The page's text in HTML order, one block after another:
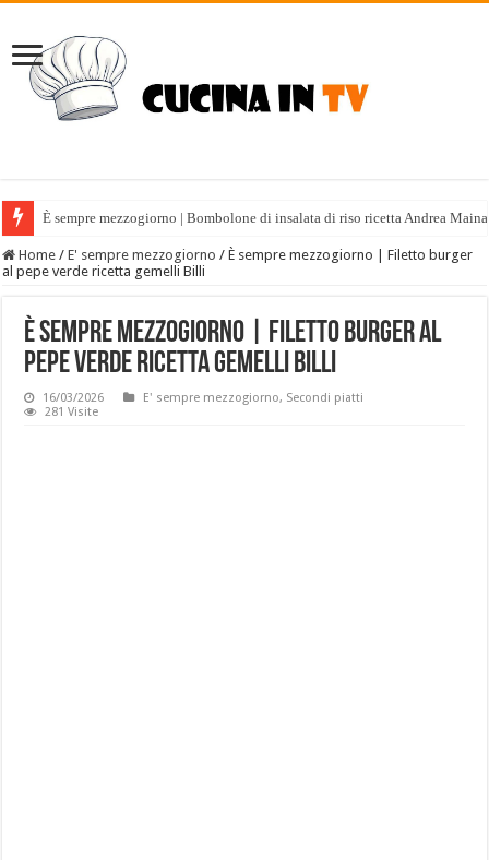
È sempre mezzogiorno | Bombolone di insalata di riso ricetta Andrea
Home / E' sempre mezzogiorno / È sempre mezzogiorno | Filetto burger
al pepe verde ricetta gemelli Billi
È sempre mezzogiorno | Filetto burger al
pepe verde ricetta gemelli Billi
16/03/2026 E' sempre mezzogiorno, Secondi piatti
281 Visite